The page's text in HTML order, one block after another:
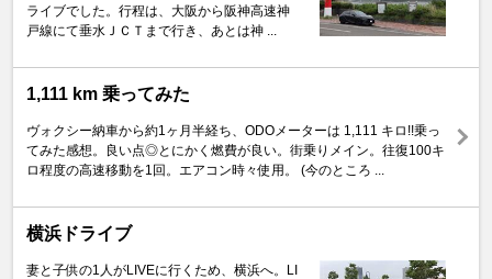
ライブでした。行程は、大阪から阪神高速神
戸線にて垂水ＪＣＴまで行き、あとは神 ...
1,111 km 乗ってみた
ヴォクシー納車から約1ヶ月半経ち、ODOメーターは 1,111 キロ!!乗っ
てみた感想。良い点◎とにかく燃費が良い。街乗りメイン。往復100キ
ロ程度の高速移動を1回。エアコン時々使用。 (今のところ ...
横浜ドライブ
妻と子供の1人がLIVEに行くため、横浜へ。LI